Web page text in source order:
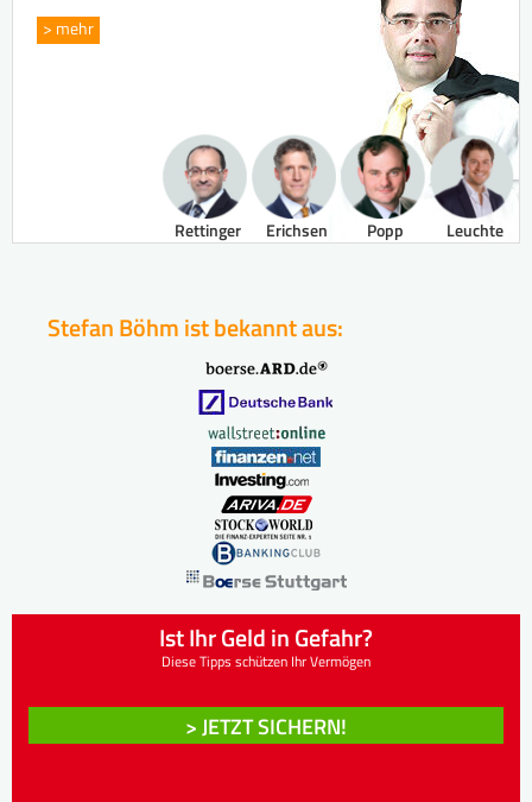
Rettinger Erichsen Popp Leuchte
> mehr
Stefan Böhm ist bekannt aus:
Ist Ihr Geld in Gefahr?
Diese Tipps schützen Ihr Vermögen
> JETZT SICHERN!